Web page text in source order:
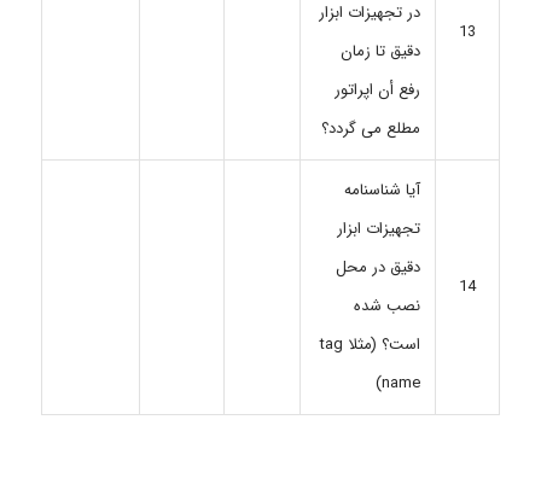
13
در تجهیزات ابزار
دقیق تا زمان
رفع أن اپراتور
مطلع می گردد؟
14
آیا شناسنامه
تجهیزات ابزار
دقیق در محل
نصب شده
است؟ (مثلا tag
name)